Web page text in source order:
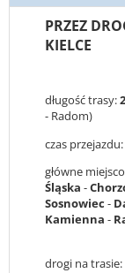
PRZEZ
KIELCE
długość trasy:
- Radom)
czas przejazdu:
główne
Śląska -
Sosnowiec -
Kamienna -
drogi na trasie: